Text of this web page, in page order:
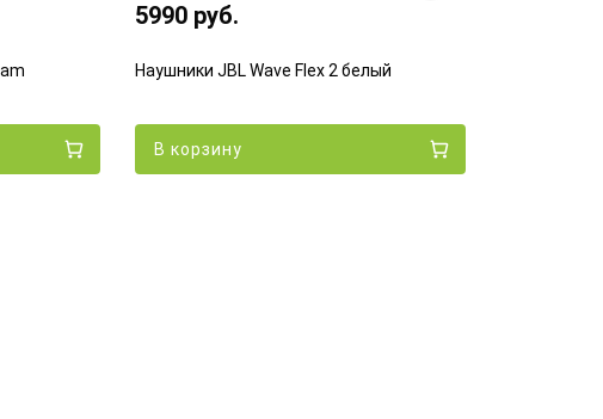
5990 руб.
Наушники JBL Wave Flex 2 белый
В корзину